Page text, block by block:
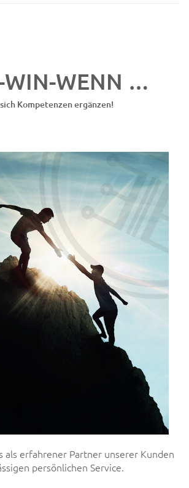
WIN-WENN …
Kompetenzen ergänzen!
als erfahrener Partner unserer Kunden
persönlichen Service.